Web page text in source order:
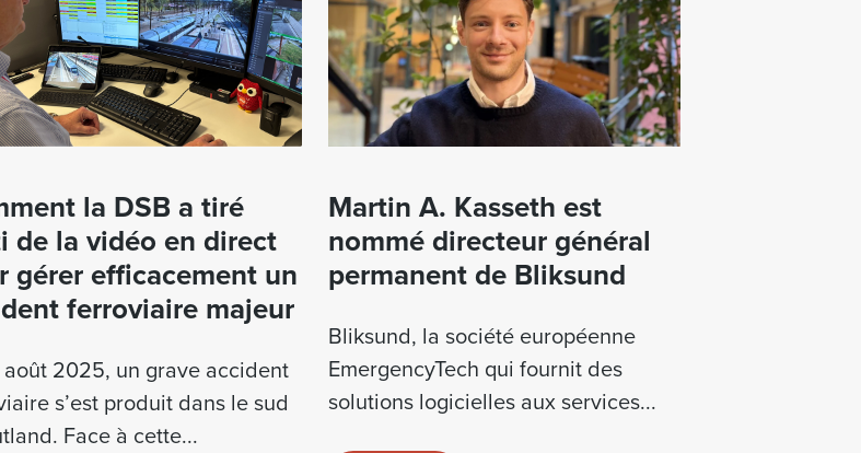
la DSB a tiré
de la vidéo en direct
gérer efficacement un
ferroviaire majeur
août 2025, un grave accident
s’est produit dans le sud
Face à cette...
Martin A. Kasseth est
nommé directeur général
permanent de Bliksund
Bliksund, la société européenne
EmergencyTech qui fournit des
solutions logicielles aux services...